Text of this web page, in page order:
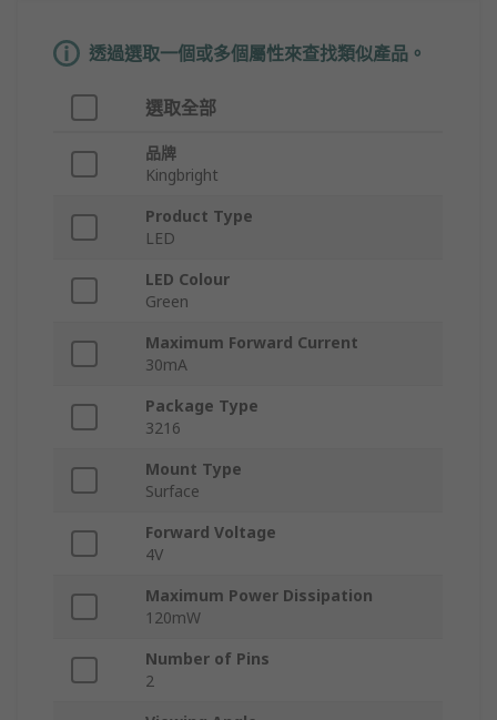
透過選取一個或多個屬性來查找類似產品。
選取全部
品牌
Kingbright
Product Type
LED
LED Colour
Green
Maximum Forward Current
30mA
Package Type
3216
Mount Type
Surface
Forward Voltage
4V
Maximum Power Dissipation
120mW
Number of Pins
2